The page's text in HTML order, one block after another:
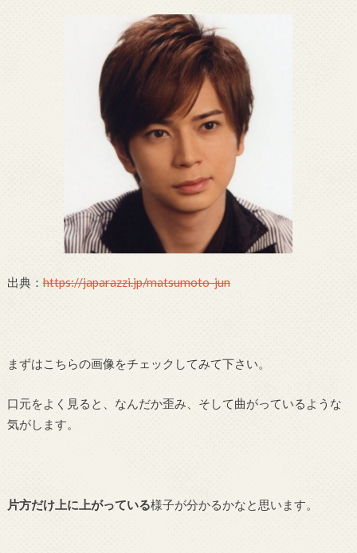
出典： https://japarazzi.jp/matsumoto-jun
まずはこちらの画像をチェックしてみて下さい。
口元をよく見ると、なんだか歪み、そして曲がっているような
気がします。
片方だけ上に上がっている様子が分かるかなと思います。